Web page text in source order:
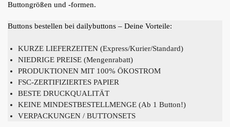
Buttongrößen und -formen.
Buttons bestellen bei dailybuttons – Deine Vorteile:
KURZE LIEFERZEITEN (Express/Kurier/Standard)
NIEDRIGE PREISE (Mengenrabatt)
PRODUKTIONEN MIT 100% ÖKOSTROM
FSC-ZERTIFIZIERTES PAPIER
BESTE DRUCKQUALITÄT
KEINE MINDESTBESTELLMENGE (Ab 1 Button!)
VERPACKUNGEN / BUTTONSETS